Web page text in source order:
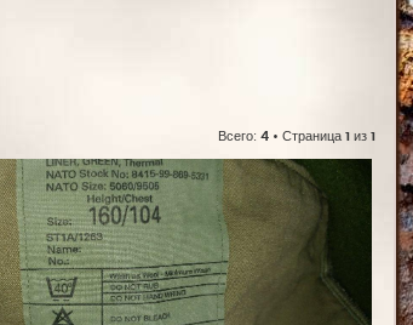
Всего: 4 • Страница 1 из 1